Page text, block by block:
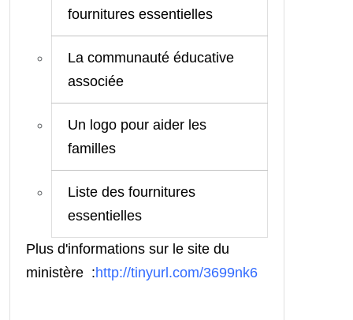
fournitures essentielles
La communauté éducative
associée
Un logo pour aider les
familles
Liste des fournitures
essentielles
Plus d'informations sur le site du
ministère :http://tinyurl.com/3699nk6